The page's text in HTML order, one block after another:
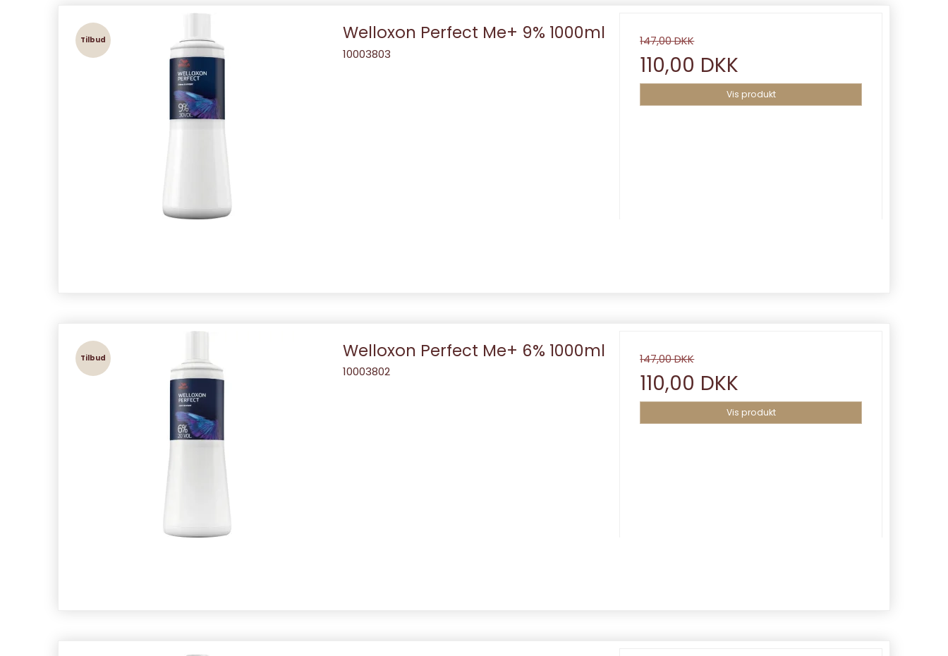
Tilbud Welloxon Perfect Me+ 9% 1000ml
10003803
147,00 DKK
110,00 DKK
Vis produkt
Tilbud Welloxon Perfect Me+ 6% 1000ml
10003802
147,00 DKK
110,00 DKK
Vis produkt